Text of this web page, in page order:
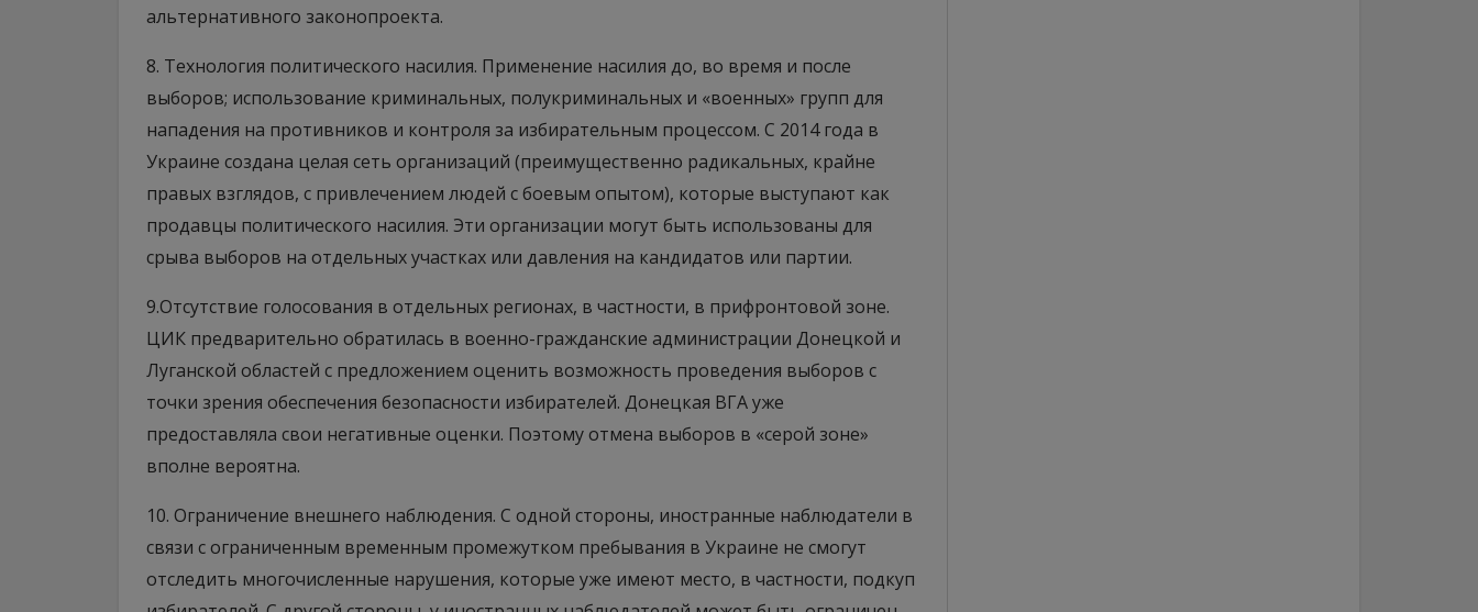
альтернативного законопроекта.
8. Технология политического насилия. Применение насилия до, во время и после
выборов; использование криминальных, полукриминальных и «военных» групп для
нападения на противников и контроля за избирательным процессом. С 2014 года в
Украине создана целая сеть организаций (преимущественно радикальных, крайне
правых взглядов, с привлечением людей с боевым опытом), которые выступают как
продавцы политического насилия. Эти организации могут быть использованы для
срыва выборов на отдельных участках или давления на кандидатов или партии.
9.Отсутствие голосования в отдельных регионах, в частности, в прифронтовой зоне.
ЦИК предварительно обратилась в военно-гражданские администрации Донецкой и
Луганской областей с предложением оценить возможность проведения выборов с
точки зрения обеспечения безопасности избирателей. Донецкая ВГА уже
предоставляла свои негативные оценки. Поэтому отмена выборов в «серой зоне»
вполне вероятна.
10. Ограничение внешнего наблюдения. С одной стороны, иностранные наблюдатели в
связи с ограниченным временным промежутком пребывания в Украине не смогут
отследить многочисленные нарушения, которые уже имеют место, в частности, подкуп